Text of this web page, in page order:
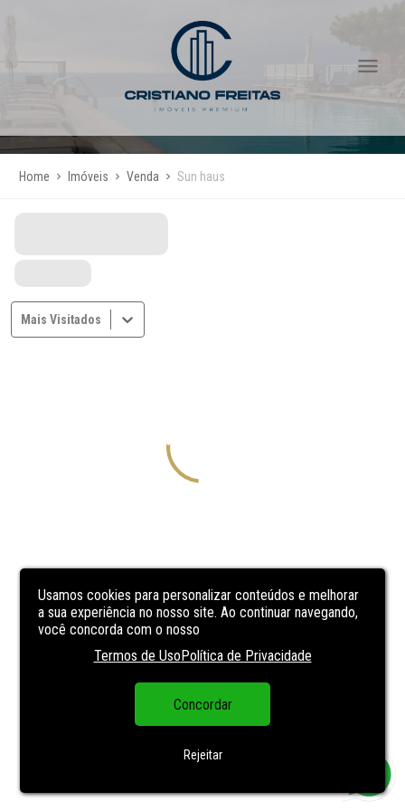
Usamos cookies para personalizar conteúdos e melhorar
a sua experiência no nosso site. Ao continuar navegando,
você concorda com o nosso
Termos de UsoPolítica de Privacidade
Concordar
Rejeitar
Home Imóveis Venda Sun haus
Mais Visitados